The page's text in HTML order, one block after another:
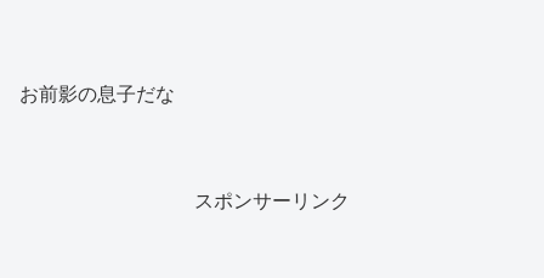
お前影の息子だな
スポンサーリンク